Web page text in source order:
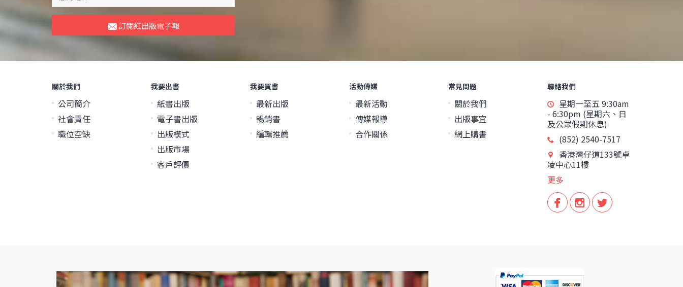
訂閱紅出版電子報
關於我們
公司簡介
社會責任
職位空缺
我要出書
紙書出版
電子書出版
出版模式
出版市場
客戶評價
我要買書
最新出版
暢銷書
編輯推薦
活動傳媒
最新活動
傳媒報導
合作關係
常見問題
關於我們
出版事宜
網上購書
聯絡我們
星期一至五 9:30am
- 6:30pm (星期六、日
及公眾假期休息)
(852) 2540-7517
香港灣仔道133號卓
凌中心11樓
更多